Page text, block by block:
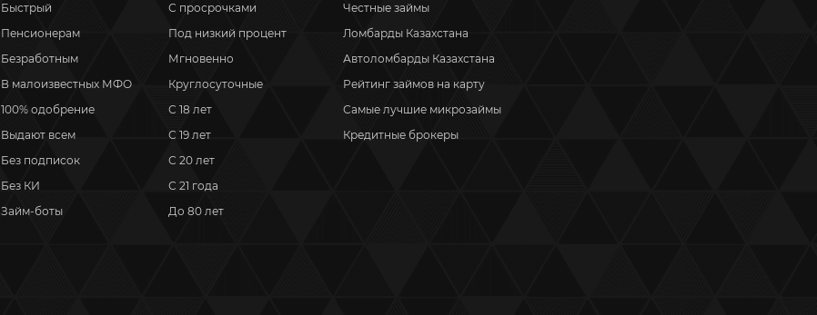
Быстрый
Пенсионерам
Безработным
В малоизвестных МФО
100% одобрение
Выдают всем
Без подписок
Без КИ
Займ-боты
С просрочками
Под низкий процент
Мгновенно
Круглосуточные
С 18 лет
С 19 лет
С 20 лет
С 21 года
До 80 лет
Честные займы
Ломбарды Казахстана
Автоломбарды Казахстана
Рейтинг займов на карту
Самые лучшие микрозаймы
Кредитные брокеры